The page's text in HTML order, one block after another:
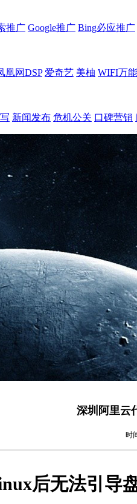
推广 Google推广 Bing必应推广
凰网DSP 爱奇艺 美柚 WIFI万
新闻发布 危机公关 口碑营销
深圳阿里云
时
后无法引导